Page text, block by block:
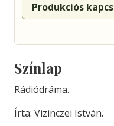
Produkciós
Színlap
Rádiódráma.
Írta: Vizinczei István.